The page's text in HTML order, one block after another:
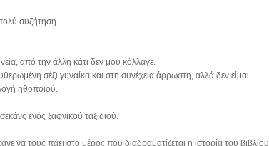
πολύ συζήτηση.
από την άλλη κάτι δεν μου κόλλαγε.
σέξι γυναίκα και στη συνέχεια άρρωστη, αλλά δεν είμαι
ηθοποιού.
ενός ξαφνικού ταξιδιού.
να τους πάει στο μέρος που διαδραματίζεται η ιστορία του βιβλίου